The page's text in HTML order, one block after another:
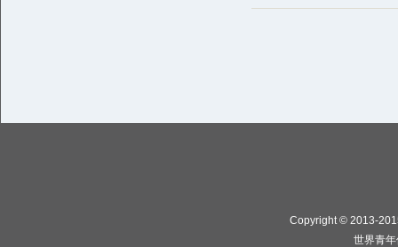
Copyright © 2013-
世界青